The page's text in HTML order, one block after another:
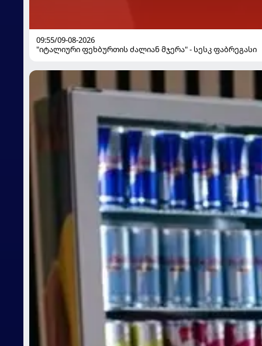
09:55/09-08-2026
"იტალიური ფეხბურთის ძალიან მჯერა" - სესკ ფაბრეგასი